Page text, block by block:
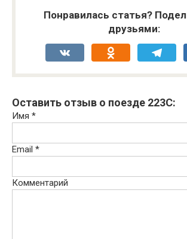
Понравилась статья?
друзьями:
VK Odnoklassniki
Оставить отзыв о поезде 223С:
Имя *
Email *
Комментарий